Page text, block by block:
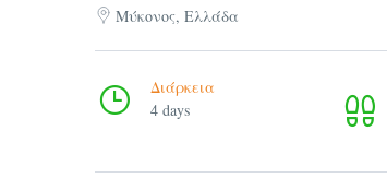
Μύκονος, Ελλάδα
Διάρκεια
4 days